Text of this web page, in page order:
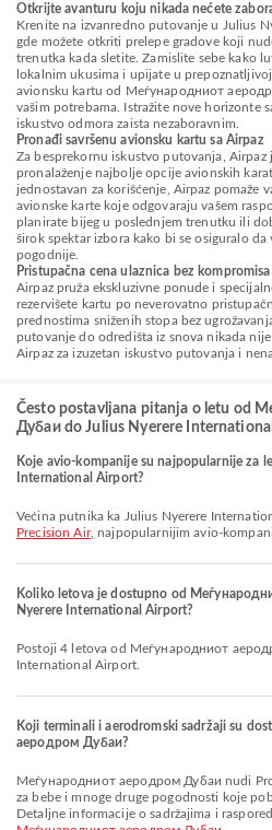
Otkrijte avanturu koju nikada nećete
Krenite na izvanredno putovanje u Julius
gde možete otkriti prelepe gradove koji
trenutka kada sletite. Zamislite sebe kako
lokalnim ukusima i upijate u
avionsku kartu od Меѓународниот
vašim potrebama. Istražite nove horizonte
iskustvo odmora zaista nezaboravnim.
Pronađi savršenu avionsku kartu sa Airpaz
Za besprekornu iskustvo putovanja, Airpaz
pronalaženje najbolje opcije avionskih
jednostavan za korišćenje, Airpaz pomaže
avionske karte koje odgovaraju vašem
planirate bijeg u poslednjem trenutku ili
širok spektar izbora kako bi se osiguralo
pogodnije.
Pristupačna cena ulaznica bez kompromisa
Airpaz pruža ekskluzivne ponude i
rezervišete kartu po neverovatno
prednostima sniženih stopa bez
putovanje do odredišta iz snova nikada
Airpaz za izuzetan iskustvo putovanja i
Često postavljana pitanja o letu od
Дубаи do Julius Nyerere
Koje avio-kompanije su najpopularnije za
International Airport?
Većina putnika ka Julius Nyerere
Precision Air, najpopularnijim avio-
Koliko letova je dostupno od
Nyerere International Airport?
Postoji 4 letova od Меѓународниот аеродром Дубаи do Julius Nyerere
International Airport.
Koji terminali i aerodromski sadržaji su
аеродром Дубаи?
Меѓународниот аеродром Дубаи nudi Prostor za pušenje, Čekaonica, Soba
za bebe i mnoge druge pogodnosti koje
Detaljne informacije o sadržajima i